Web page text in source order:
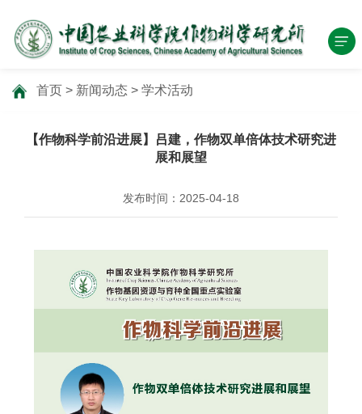
首页 > 新闻动态 > 学术活动
【作物科学前沿进展】吕建，作物双单倍体技术研究进
展和展望
发布时间：2025-04-18